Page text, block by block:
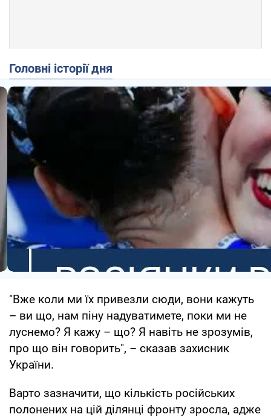
Головні історії дня
"Вже коли ми їх привезли сюди, вони кажуть
– ви що, нам піну надуватимете, поки ми не
луснемо? Я кажу – що? Я навіть не зрозумів,
про що він говорить", – сказав захисник
України.
Варто зазначити, що кількість російських
полонених на цій ділянці фронту зросла, адже